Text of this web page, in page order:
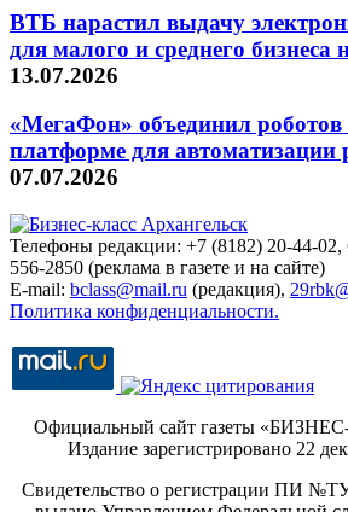
ВТБ нарастил выдачу
для малого и среднего бизнеса
13.07.2026
«МегаФон» объединил роботов
платформе для автоматизации
07.07.2026
Телефоны редакции: +7 (8182) 20-44-02,
556-2850 (реклама в газете и на сайте)
E-mail: bclass@mail.ru (редакция),
Политика конфиденциальности.
Официальный сайт газеты
Издание зарегистрировано 22
Свидетельство о регистрации ПИ